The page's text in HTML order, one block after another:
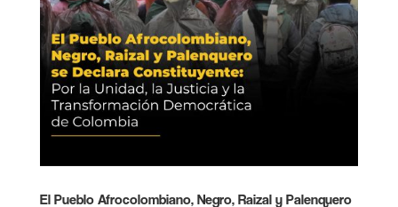
El Pueblo Afrocolombiano, Negro, Raizal y Palenquero